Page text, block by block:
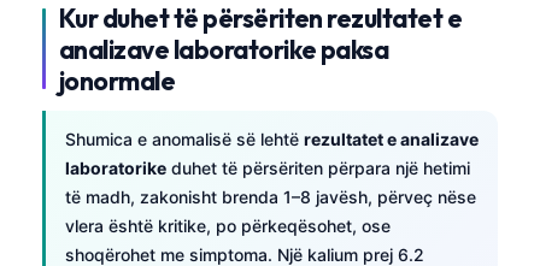
Kur duhet të përsëriten rezultatet e
analizave laboratorike paksa
jonormale
Shumica e anomalisë së lehtë rezultatet e analizave
laboratorike duhet të përsëriten përpara një hetimi
të madh, zakonisht brenda 1–8 javësh, përveç nëse
vlera është kritike, po përkeqësohet, ose
shoqërohet me simptoma. Një kalium prej 6.2